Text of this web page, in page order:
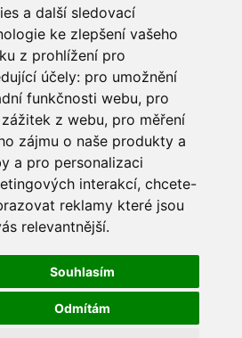
a další sledovací
ke zlepšení vašeho
z prohlížení pro
účely: pro umožnění
funkčnosti webu, pro
z webu, pro měření
zájmu o naše produkty a
a pro personalizaci
interakcí, chcete-
reklamy které jsou
relevantnější.
Souhlasím
Odmítám
informaci? Chcete
Martina Chalupu:
převzetí, šíření či dalšího užití a
materiálů bez písemného
je zakázáno. Čtenář svým přihlášením
webu dává souhlas s tím, že v případě, že
může být jeho jméno na webu
licenci ČTK a využívá fotografie z